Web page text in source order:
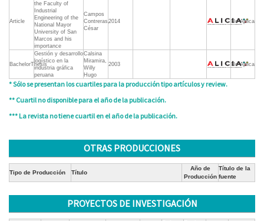
Article
the Faculty of
Industrial
Engineering of the
National Mayor
University of San
Marcos and his
importance
Campos
Contreras,
César
2014 No Aplica
BachelorThesis
Gestión y desarrollo
logístico en la
industria gráfica
peruana
Calsina
Miramira,
Willy
Hugo
2003 No Aplica
* Sólo se presentan los cuartiles para la producción tipo artículos y review.
** Cuartil no disponible para el año de la publicación.
*** La revista no tiene cuartil en el año de la publicación.
OTRAS PRODUCCIONES
Tipo de Producción Título
Año de
Producción
Título de la
fuente
PROYECTOS DE INVESTIGACIÓN